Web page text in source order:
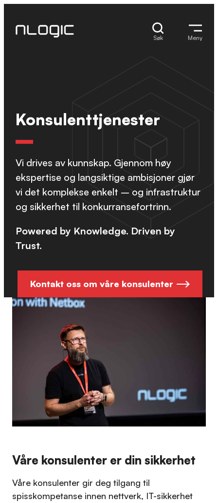
innhold
Søk Meny
Konsulenttjenester
Vi drives av kunnskap. Gjennom høy
ekspertise og langsiktige ambisjoner gjør
vi det komplekse enkelt – og infrastruktur
og sikkerhet til konkurransefortrinn.
Powered by Knowledge. Driven by
Trust.
Kontakt oss om våre konsulenter
Våre konsulenter er din sikkerhet
Våre konsulenter gir deg tilgang til
spisskompetanse innen nettverk, IT-sikkerhet